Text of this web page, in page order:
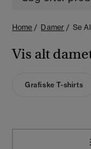
Home Damer Se
Vis alt
Grafiske T-shirts